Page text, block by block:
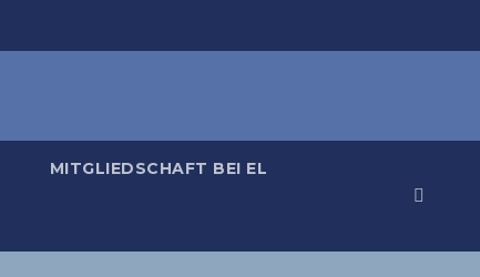
MITGLIEDSCHAFT BEI EL